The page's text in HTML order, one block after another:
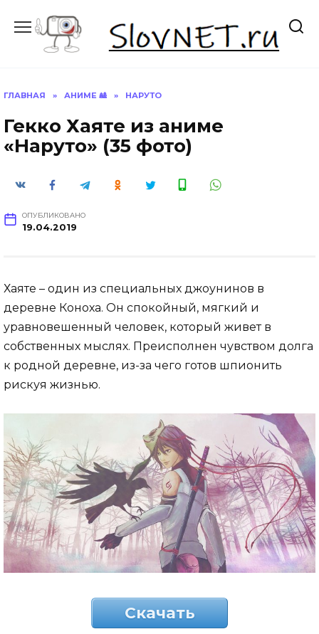
содержанию
ГЛАВНАЯ » АНИМЕ 🎎 » НАРУТО
Гекко Хаяте из аниме
«Наруто» (35 фото)
ОПУБЛИКОВАНО
19.04.2019
Хаяте – один из специальных джоунинов в
деревне Коноха. Он спокойный, мягкий и
уравновешенный человек, который живет в
собственных мыслях. Преисполнен чувством долга
к родной деревне, из-за чего готов шпионить
рискуя жизнью.
Скачать